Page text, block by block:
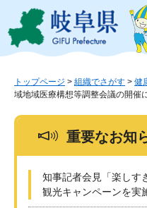
ジ
ュ
この
トップページ > 組織でさがす > 健
域地域医療構想等調整会議の開催
重要なお知
知事記者会見「楽しす
観光キャンペーンを実